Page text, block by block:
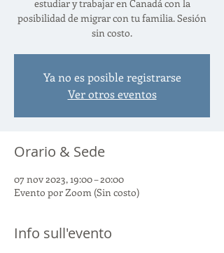
estudiar y trabajar en Canadá con la
posibilidad de migrar con tu familia. Sesión
sin costo.
Ya no es posible registrarse
Ver otros eventos
Orario & Sede
07 nov 2023, 19:00 – 20:00
Evento por Zoom (Sin costo)
Info sull'evento